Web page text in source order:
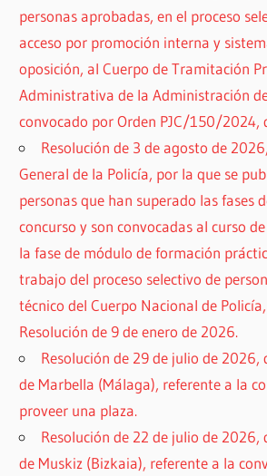
personas aprobadas, en el proceso
acceso por promoción interna y
oposición, al Cuerpo de Tramitación
Administrativa de la Administración
convocado por Orden PJC/150/2024,
Resolución de 3 de agosto de
General de la Policía, por la que se
personas que han superado las fases
concurso y son convocadas al curso
la fase de módulo de formación
trabajo del proceso selectivo de
técnico del Cuerpo Nacional de
Resolución de 9 de enero de 2026.
Resolución de 29 de julio de
de Marbella (Málaga), referente a la
proveer una plaza.
Resolución de 22 de julio de
de Muskiz (Bizkaia), referente a la